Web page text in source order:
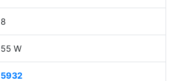
8
55 W
5932